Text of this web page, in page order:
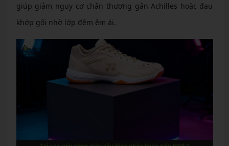
giúp giảm nguy cơ chấn thương gân Achilles hoặc đau
khớp gối nhờ lớp đệm êm ái.